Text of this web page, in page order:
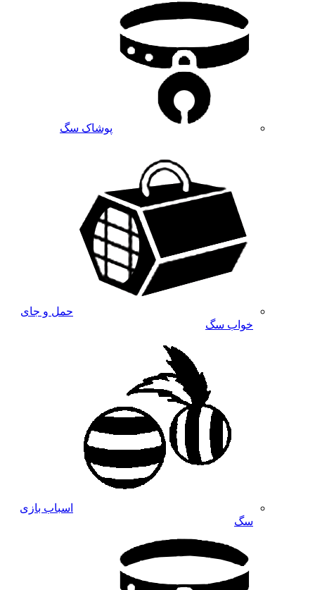
پوشاک سگ
حمل و جای
خواب سگ
اسباب بازی
سگ